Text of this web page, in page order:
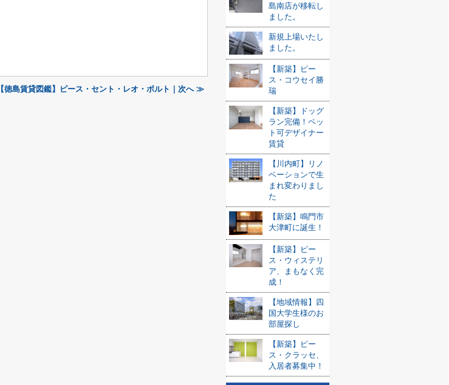
【徳島賃貸図鑑】ピース・セント・レオ・ボルト｜次へ ≫
島南店が移転し
ました。
新規上場いたし
ました。
【新築】ピー
ス・コウセイ勝
瑞
【新築】ドッグ
ラン完備！ペッ
ト可デザイナー
賃貸
【川内町】リノ
ベーションで生
まれ変わりまし
た
【新築】鳴門市
大津町に誕生！
【新築】ピー
ス・ウィステリ
ア、まもなく完
成！
【地域情報】四
国大学生様のお
部屋探し
【新築】ピー
ス・クラッセ、
入居者募集中！